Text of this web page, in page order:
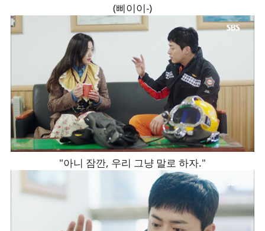
(삐이이-)
"아니 잠깐, 우리 그냥 말로 하자."